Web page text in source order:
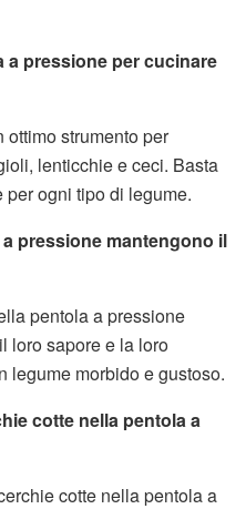
a pressione per cucinare
strumento per
lenticchie e ceci. Basta
ogni tipo di legume.
pressione mantengono il
pentola a pressione
loro sapore e la loro
legume morbido e gustoso.
cotte nella pentola a
cotte nella pentola a